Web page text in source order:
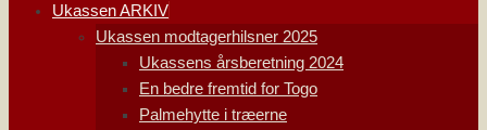
Ukassen ARKIV
Ukassen modtagerhilsner 2025
Ukassens årsberetning 2024
En bedre fremtid for Togo
Palmehytte i træerne